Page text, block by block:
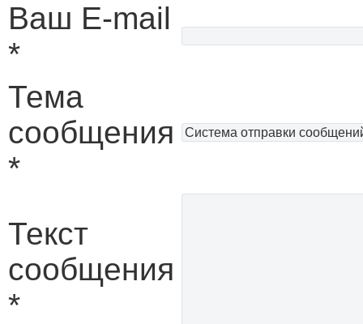
Ваш E-mail
*
Тема
сообщения
*
Текст
сообщения
*